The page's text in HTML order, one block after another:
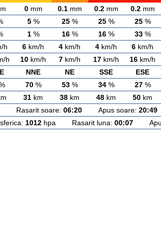
0mm 0.1mm 0.2mm 0.2mm
5% 25% 25% 25%
1% 16% 16% 33%
h 6 km/h 4 km/h 4 km/h 6 km/h
h 10 km/h 7 km/h 17 km/h 16 km/h
NNE NE SSE ESE
70% 53% 34% 27%
31 km 38 km 48 km 50 km
Rasarit soare: 06:20 Apus soare: 20:49
1012 hpa Rasarit luna: 00:07 Apus